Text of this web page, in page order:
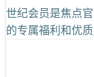
世纪会员是焦点
的专属福利和优